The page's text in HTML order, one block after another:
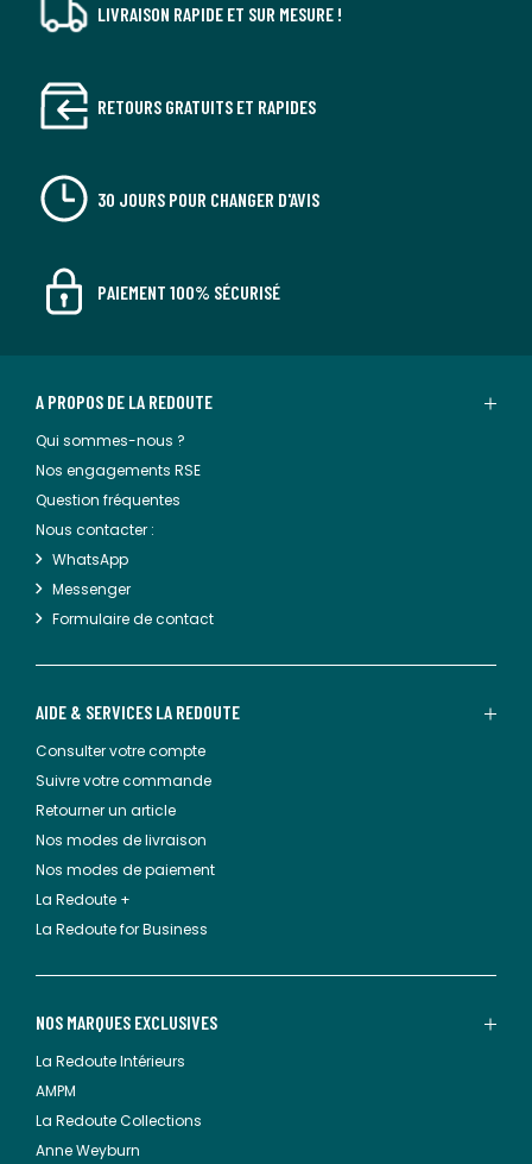
LIVRAISON RAPIDE ET SUR MESURE !
RETOURS GRATUITS ET RAPIDES
30 JOURS POUR CHANGER D'AVIS
PAIEMENT 100% SÉCURISÉ
A PROPOS DE LA REDOUTE
Qui sommes-nous ?
Nos engagements RSE
Question fréquentes
Nous contacter :
WhatsApp
Messenger
Formulaire de contact
AIDE & SERVICES LA REDOUTE
Consulter votre compte
Suivre votre commande
Retourner un article
Nos modes de livraison
Nos modes de paiement
La Redoute +
La Redoute for Business
NOS MARQUES EXCLUSIVES
La Redoute Intérieurs
AMPM
La Redoute Collections
Anne Weyburn